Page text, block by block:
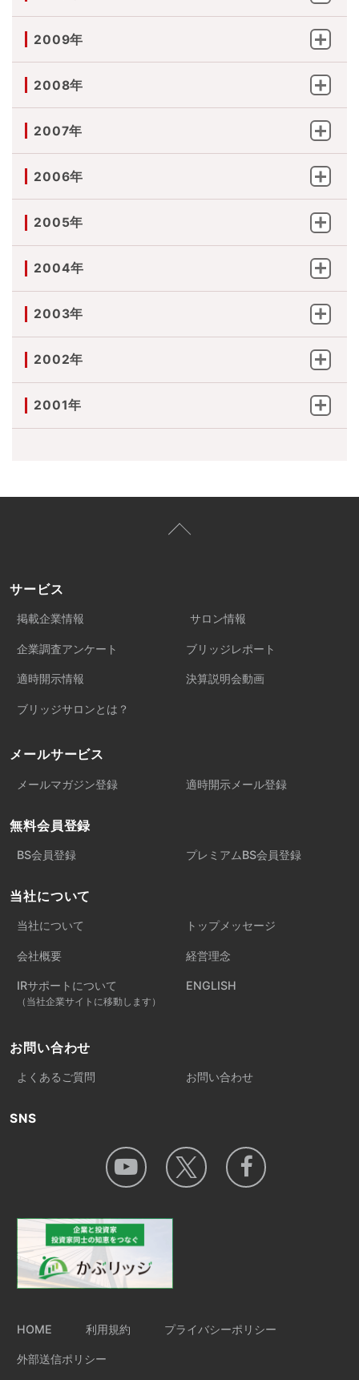
2009年
2008年
2007年
2006年
2005年
2004年
2003年
2002年
2001年
サービス
掲載企業情報 サロン情報
企業調査アンケート ブリッジレポート
適時開示情報 決算説明会動画
ブリッジサロンとは？
メールサービス
メールマガジン登録 適時開示メール登録
無料会員登録
BS会員登録 プレミアムBS会員登録
当社について
当社について トップメッセージ
会社概要 経営理念
IRサポートについて
（当社企業サイトに移動します）
ENGLISH
お問い合わせ
よくあるご質問 お問い合わせ
SNS
HOME 利用規約 プライバシーポリシー
外部送信ポリシー